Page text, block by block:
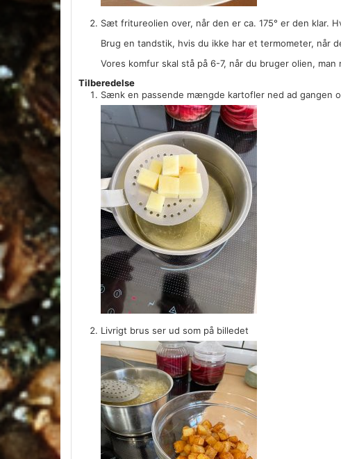
Sæt fritureolien over, når den er ca. 175° er den klar.
Brug en tandstik, hvis du ikke har et termometer, når
Vores komfur skal stå på 6-7, når du bruger olien,
Tilberedelse
Sænk en passende mængde kartofler ned ad gangen
Livrigt brus ser ud som på billedet